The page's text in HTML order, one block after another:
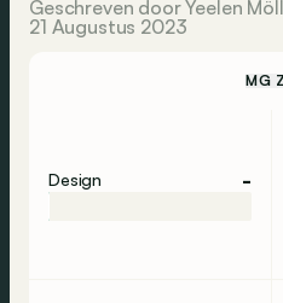
Geschreven door Yeelen
21 Augustus 2023
MG
Design -